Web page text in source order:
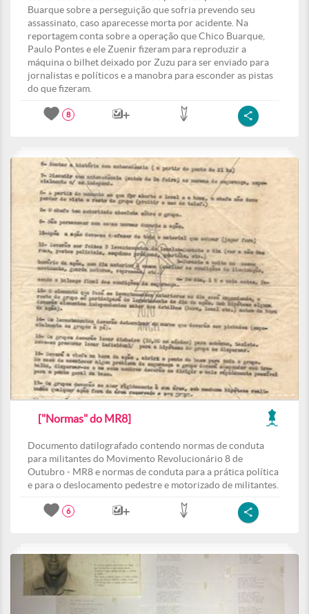
Buarque sobre a perseguição que sofria prevendo seu
assassinato, caso aparecesse morta por acidente. Na
reportagem conta sobre a operação que Chico Buarque,
Paulo Pontes e ele Zuenir fizeram para reproduzir a
máquina o bilhet deixado por Zuzu para ser enviado para
jornalistas e políticos e a manobra para esconder as pistas
do que fizeram.
8
["Normas" do MR8]
Documento datilografado contendo normas de conduta
para militantes do Movimento Revolucionário 8 de
Outubro - MR8 e normas de conduta para a prática política
e para o deslocamento pedestre e motorizado de militantes.
6